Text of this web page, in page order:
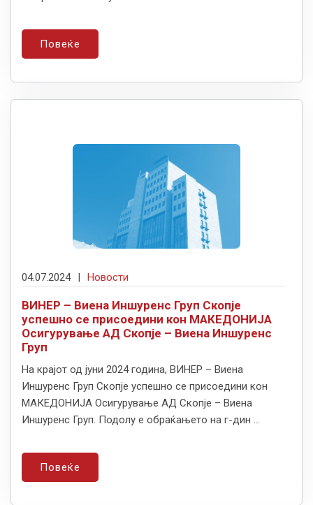
Повеќе
04.07.2024 Новости
ВИНЕР – Виена Иншуренс Груп Скопје
успешно се присоедини кон МАКЕДОНИЈА
Осигурување АД Скопје – Виена Иншуренс
Груп
На крајот од јуни 2024 година, ВИНЕР – Виена
Иншуренс Груп Скопје успешно се присоедини кон
МАКЕДОНИЈА Осигурување АД Скопје – Виена
Иншуренс Груп. Подолу е обраќањето на г-дин ...
Повеќе